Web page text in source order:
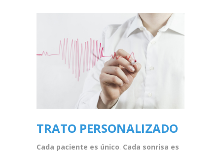
TRATO PERSONALIZADO
Cada paciente es único. Cada sonrisa es